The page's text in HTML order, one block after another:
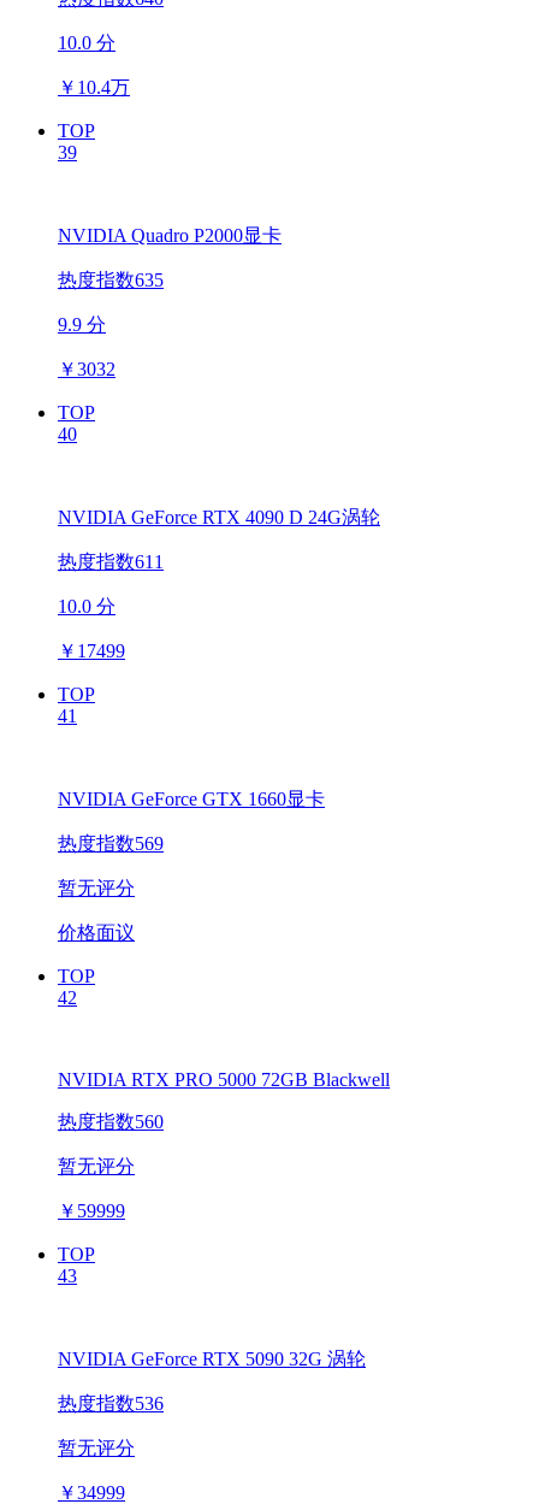
10.0 分
￥ 10.4万
TOP
39
NVIDIA Quadro P2000显卡
热度指数635
9.9 分
￥3032
TOP
40
NVIDIA GeForce RTX 4090 D 24G涡轮
热度指数611
10.0 分
￥ 17499
TOP
41
NVIDIA GeForce GTX 1660显卡
热度指数569
暂无评分
价格面议
TOP
42
NVIDIA RTX PRO 5000 72GB Blackwell
热度指数560
暂无评分
￥ 59999
TOP
43
NVIDIA GeForce RTX 5090 32G 涡轮
热度指数536
暂无评分
￥34999